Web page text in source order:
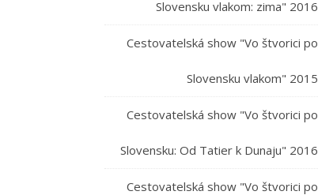
Slovensku vlakom: zima" 2016
Cestovatelská show "Vo štvorici po
Slovensku vlakom" 2015
Cestovatelská show "Vo štvorici po
Slovensku: Od Tatier k Dunaju" 2016
Cestovatelská show "Vo štvorici po